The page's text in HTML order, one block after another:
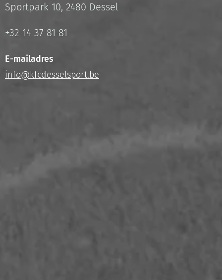
Sportpark 10, 2480 Dessel
+32 14 37 81 81
E-mailadres
info@kfcdesselsport.be